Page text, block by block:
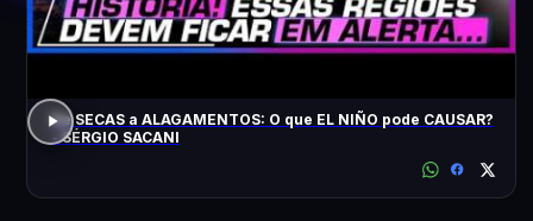
De SECAS a ALAGAMENTOS: O que EL NIÑO pode CAUSAR?
- SÉRGIO SACANI